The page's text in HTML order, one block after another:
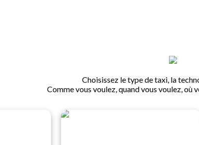
Choisissez le type de taxi, la
Comme vous voulez, quand vous voulez,